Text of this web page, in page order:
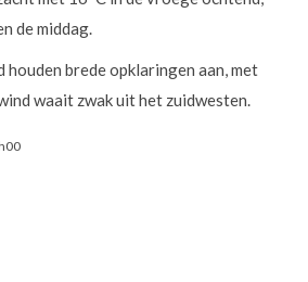
de middag.
houden brede opklaringen aan, met
waait zwak uit het zuidwesten.